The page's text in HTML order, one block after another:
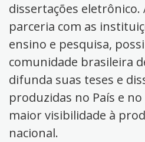
dissertações eletrônico.
parceria com as
ensino e pesquisa,
comunidade brasileira
difunda suas teses e
produzidas no País e
maior visibilidade à
nacional.